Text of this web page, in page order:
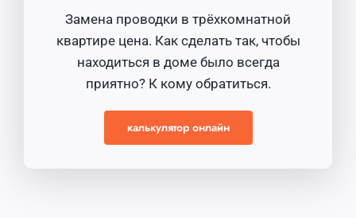
Замена проводки в трёхкомнатной
квартире цена. Как сделать так, чтобы
находиться в доме было всегда
приятно? К кому обратиться.
калькулятор онлайн